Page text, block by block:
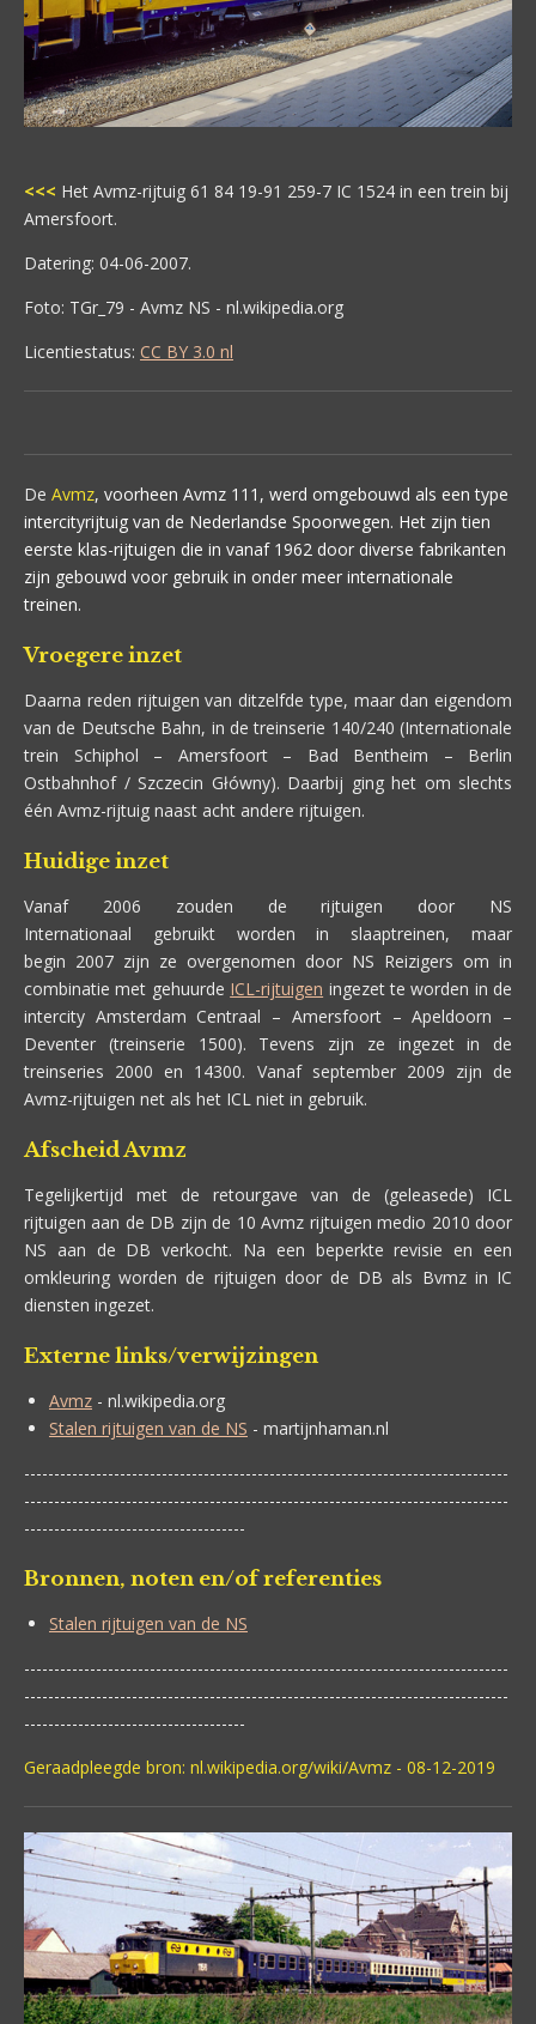
<<< Het Avmz-rijtuig 61 84 19-91 259-7 IC 1524 in een trein bij
Amersfoort.
Datering: 04-06-2007.
Foto: TGr_79 - Avmz NS - nl.wikipedia.org
Licentiestatus: CC BY 3.0 nl
De Avmz, voorheen Avmz 111, werd omgebouwd als een type
intercityrijtuig van de Nederlandse Spoorwegen. Het zijn tien
eerste klas-rijtuigen die in vanaf 1962 door diverse fabrikanten
zijn gebouwd voor gebruik in onder meer internationale
treinen.
Vroegere inzet
Daarna reden rijtuigen van ditzelfde type, maar dan eigendom
van de Deutsche Bahn, in de treinserie 140/240 (Internationale
trein Schiphol – Amersfoort – Bad Bentheim – Berlin
Ostbahnhof / Szczecin Główny). Daarbij ging het om slechts
één Avmz-rijtuig naast acht andere rijtuigen.
Huidige inzet
Vanaf 2006 zouden de rijtuigen door NS
Internationaal gebruikt worden in slaaptreinen, maar
begin 2007 zijn ze overgenomen door NS Reizigers om in
combinatie met gehuurde ICL-rijtuigen ingezet te worden in de
intercity Amsterdam Centraal – Amersfoort – Apeldoorn –
Deventer (treinserie 1500). Tevens zijn ze ingezet in de
treinseries 2000 en 14300. Vanaf september 2009 zijn de
Avmz-rijtuigen net als het ICL niet in gebruik.
Afscheid Avmz
Tegelijkertijd met de retourgave van de (geleasede) ICL
rijtuigen aan de DB zijn de 10 Avmz rijtuigen medio 2010 door
NS aan de DB verkocht. Na een beperkte revisie en een
omkleuring worden de rijtuigen door de DB als Bvmz in IC
diensten ingezet.
Externe links/verwijzingen
Avmz - nl.wikipedia.org
Stalen rijtuigen van de NS - martijnhaman.nl
---------------------------------------------------------------------------------
---------------------------------------------------------------------------------
-------------------------------------
Bronnen, noten en/of referenties
Stalen rijtuigen van de NS
---------------------------------------------------------------------------------
---------------------------------------------------------------------------------
-------------------------------------
Geraadpleegde bron: nl.wikipedia.org/wiki/Avmz - 08-12-2019